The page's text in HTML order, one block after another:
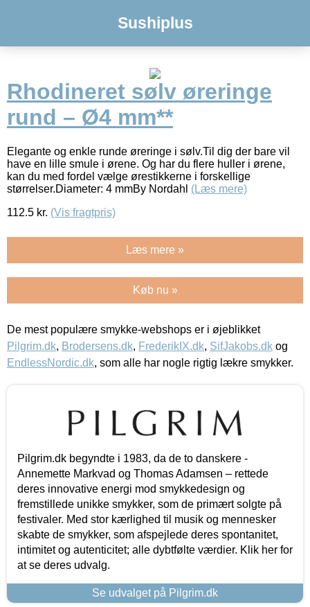
Sushiplus
Rhodineret sølv øreringe
rund – Ø4 mm**
Elegante og enkle runde øreringe i sølv.Til dig der bare vil
have en lille smule i ørene. Og har du flere huller i ørene,
kan du med fordel vælge ørestikkerne i forskellige
størrelser.Diameter: 4 mmBy Nordahl (Læs mere)
112.5 kr. (Vis fragtpris)
Læs mere »
Køb nu »
De mest populære smykke-webshops er i øjeblikket
Pilgrim.dk, Brodersens.dk, FrederikIX.dk, SifJakobs.dk og
EndlessNordic.dk, som alle har nogle rigtig lækre smykker.
Pilgrim.dk begyndte i 1983, da de to danskere -
Annemette Markvad og Thomas Adamsen – rettede
deres innovative energi mod smykkedesign og
fremstillede unikke smykker, som de primært solgte på
festivaler. Med stor kærlighed til musik og mennesker
skabte de smykker, som afspejlede deres spontanitet,
intimitet og autenticitet; alle dybtfølte værdier. Klik her for
at se deres udvalg.
Se udvalget på Pilgrim.dk